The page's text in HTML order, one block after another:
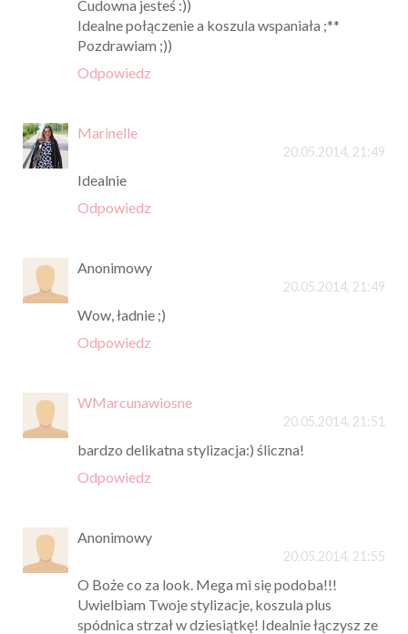
Cudowna jesteś :))
Idealne połączenie a koszula wspaniała ;**
Pozdrawiam ;))
Odpowiedz
Marinelle
20.05.2014, 21:49
Idealnie
Odpowiedz
Anonimowy
20.05.2014, 21:49
Wow, ładnie ;)
Odpowiedz
WMarcunawiosne
20.05.2014, 21:51
bardzo delikatna stylizacja:) śliczna!
Odpowiedz
Anonimowy
20.05.2014, 21:55
O Boże co za look. Mega mi się podoba!!!
Uwielbiam Twoje stylizacje, koszula plus
spódnica strzał w dziesiątkę! Idealnie łączysz ze